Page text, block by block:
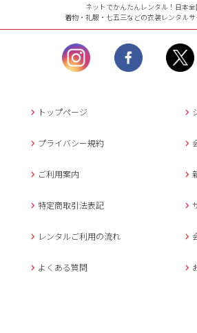
【お問い合わせ窓口（メー
ル）】10:00~17:00
土曜日、日曜日、臨
時休業日を除く。
営業時間外にいただ
返信させていただきま
年末年始、大型連休
メールでのお問い合わせ
ネットでかんたんレンタル！日本全
着物・礼服・七五三などの衣装レンタルサ
トップページ
プライバシー規約
ご利用案内
特定商取引法表記
レンタルご利用の流れ
よくある質問